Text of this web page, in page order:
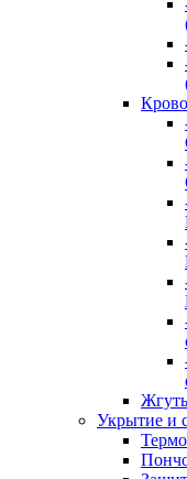
Укрытие и